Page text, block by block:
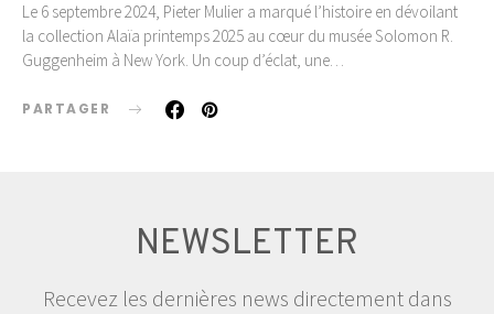
Le 6 septembre 2024, Pieter Mulier a marqué l’histoire en dévoilant
la collection Alaïa printemps 2025 au cœur du musée Solomon R.
Guggenheim à New York. Un coup d’éclat, une…
PARTAGER
NEWSLETTER
Recevez les dernières news directement dans